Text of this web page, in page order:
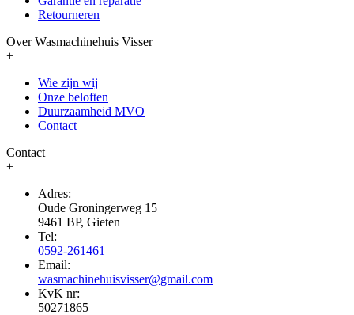
Retourneren
Over Wasmachinehuis Visser
+
Wie zijn wij
Onze beloften
Duurzaamheid MVO
Contact
Contact
+
Adres:
Oude Groningerweg 15
9461 BP, Gieten
Tel:
0592-261461
Email:
wasmachinehuisvisser@gmail.com
KvK nr:
50271865